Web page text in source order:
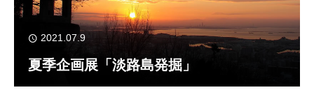
2021.07.9
夏季企画展「淡路島発掘」